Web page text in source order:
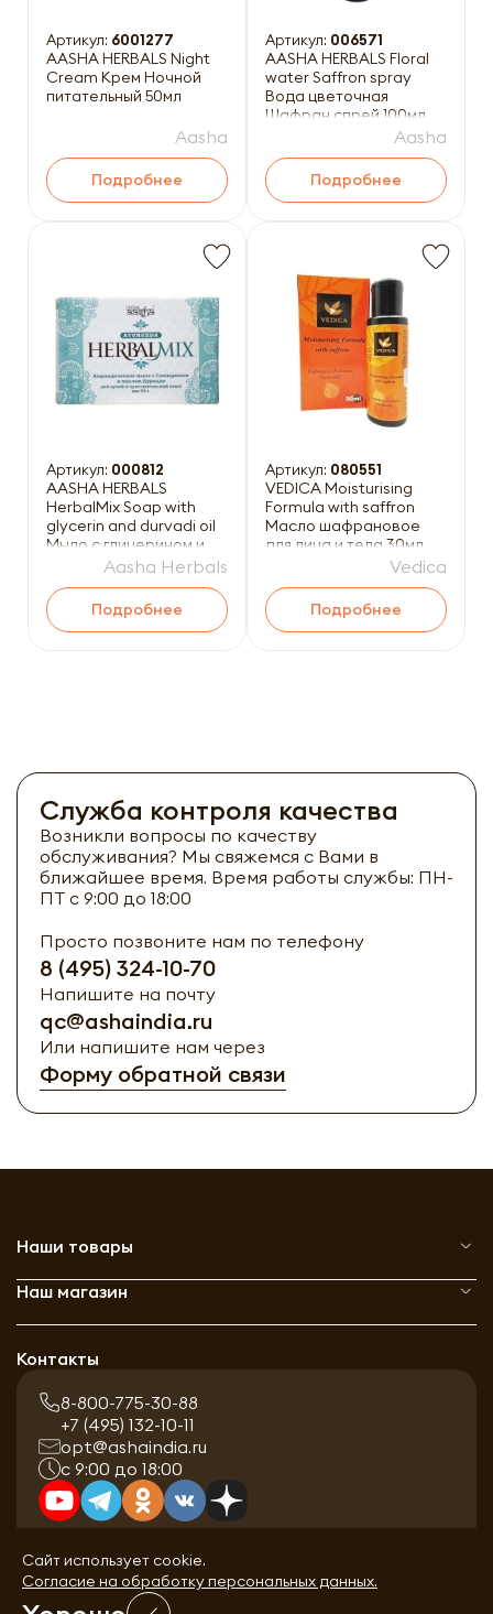
Артикул: 6001277
AASHA HERBALS Night
Cream Крем Ночной
питательный 50мл
Aasha
Подробнее
Артикул: 006571
AASHA HERBALS Floral
water Saffron spray
Вода цветочная
Шафран спрей 100мл
Aasha
Подробнее
Артикул: 000812
AASHA HERBALS
HerbalMix Soap with
glycerin and durvadi oil
Мыло с глицерином и
маслом дурвади 75г
Aasha Herbals
Подробнее
Артикул: 080551
VEDICA Moisturising
Formula with saffron
Масло шафрановое
для лица и тела 30мл
Vedica
Подробнее
Служба контроля качества
Возникли вопросы по качеству
обслуживания? Мы свяжемся с Вами в
ближайшее время. Время работы службы: ПН-
ПТ с 9:00 до 18:00
Просто позвоните нам по телефону
8 (495) 324-10-70
Напишите на почту
qc@ashaindia.ru
Или напишите нам через
Форму обратной связи
Наши товары
Наш магазин
Контакты
8-800-775-30-88
+7 (495) 132-10-11
opt@ashaindia.ru
с 9:00 до 18:00
Сайт использует cookie.
Согласие на обработку персональных данных.